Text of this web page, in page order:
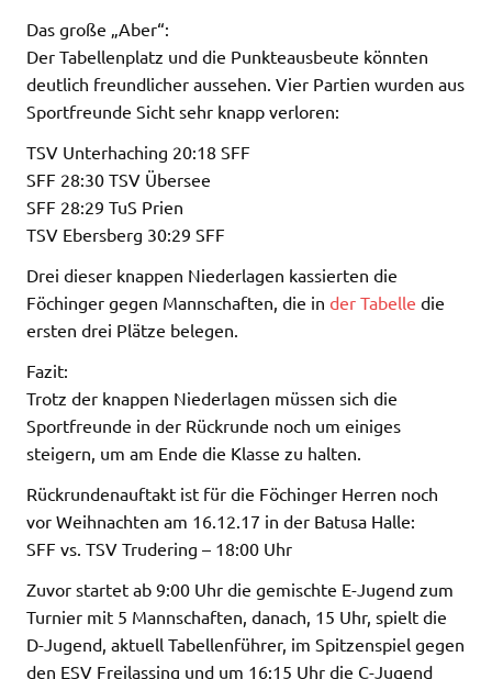
Das große „Aber“:
Der Tabellenplatz und die Punkteausbeute könnten
deutlich freundlicher aussehen. Vier Partien wurden aus
Sportfreunde Sicht sehr knapp verloren:
TSV Unterhaching 20:18 SFF
SFF 28:30 TSV Übersee
SFF 28:29 TuS Prien
TSV Ebersberg 30:29 SFF
Drei dieser knappen Niederlagen kassierten die
Föchinger gegen Mannschaften, die in der Tabelle die
ersten drei Plätze belegen.
Fazit:
Trotz der knappen Niederlagen müssen sich die
Sportfreunde in der Rückrunde noch um einiges
steigern, um am Ende die Klasse zu halten.
Rückrundenauftakt ist für die Föchinger Herren noch
vor Weihnachten am 16.12.17 in der Batusa Halle:
SFF vs. TSV Trudering – 18:00 Uhr
Zuvor startet ab 9:00 Uhr die gemischte E-Jugend zum
Turnier mit 5 Mannschaften, danach, 15 Uhr, spielt die
D-Jugend, aktuell Tabellenführer, im Spitzenspiel gegen
den ESV Freilassing und um 16:15 Uhr die C-Jugend